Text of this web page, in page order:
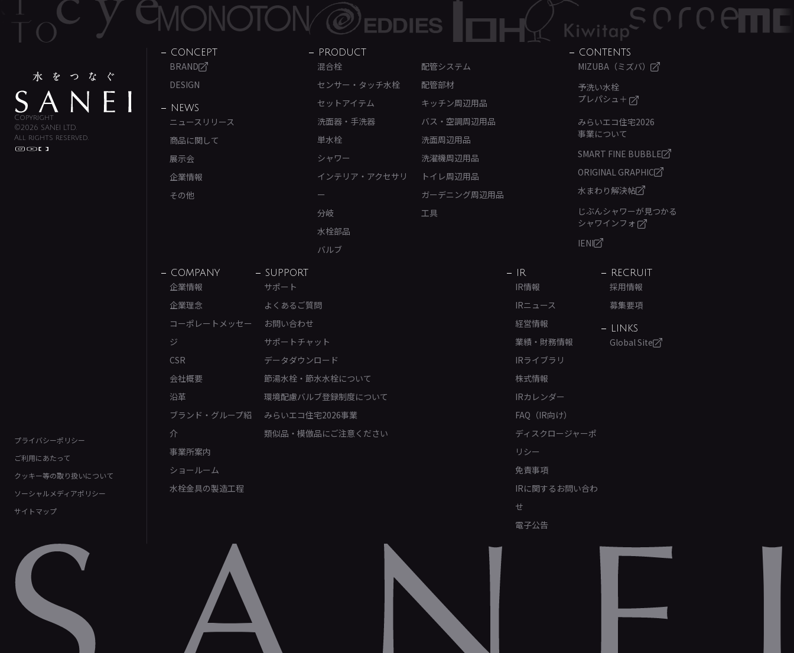
Copyright
©2026 SANEI LTD.
All rights reserved.
プライバシーポリシー
ご利用にあたって
クッキー等の取り扱いについて
ソーシャルメディアポリシー
サイトマップ
CONCEPT
BRAND
DESIGN
NEWS
ニュースリリース
商品に関して
展示会
企業情報
その他
PRODUCT
混合栓
センサー・タッチ水栓
セットアイテム
洗面器・手洗器
単水栓
シャワー
インテリア・アクセサリ
ー
分岐
水栓部品
バルブ
配管システム
配管部材
キッチン周辺用品
バス・空調周辺用品
洗面周辺用品
洗濯機周辺用品
トイレ周辺用品
ガーデニング周辺用品
工具
CONTENTS
MIZUBA（ミズバ）
予洗い水栓
プレパシュ＋
みらいエコ住宅2026
事業について
SMART FINE BUBBLE
ORIGINAL GRAPHIC
水まわり解決帖
じぶんシャワーが見つかる
シャワインフォ
IENI
COMPANY
企業情報
企業理念
コーポレートメッセー
ジ
CSR
会社概要
沿革
ブランド・グループ紹
介
事業所案内
ショールーム
水栓金具の製造工程
SUPPORT
サポート
よくあるご質問
お問い合わせ
サポートチャット
データダウンロード
節湯水栓・節水水栓について
環境配慮バルブ登録制度について
みらいエコ住宅2026事業
類似品・模倣品にご注意ください
IR
IR情報
IRニュース
経営情報
業績・財務情報
IRライブラリ
株式情報
IRカレンダー
FAQ（IR向け）
ディスクロージャーポ
リシー
免責事項
IRに関するお問い合わ
せ
電子公告
RECRUIT
採用情報
募集要項
LINKS
Global Site